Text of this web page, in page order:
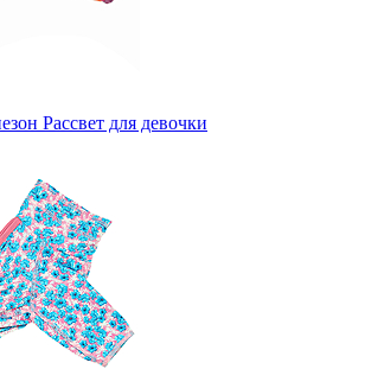
Рассвет для девочки